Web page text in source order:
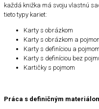
každá knižka má svoju vlastnú
tieto typy kariet:
Karty s obrázkom
Karty s obrázkom a
Karty s definíciou a pojmom
Karty s definíciou bez
Kartičky s pojmom
Práca s definičným